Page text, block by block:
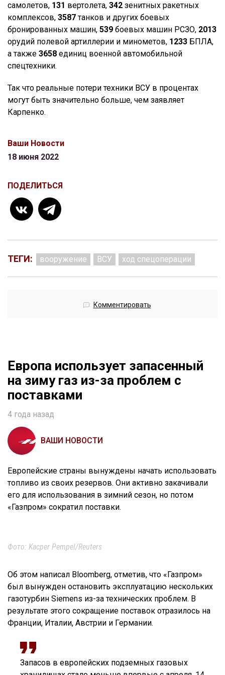
самолетов, 131 вертолета, 342 зенитных ракетных
комплексов, 3587танков и других боевых
бронированных машин, 539 боевых машин РСЗО, 2013
орудий полевой артиллерии и минометов, 1233 БПЛА,
а также 3658 единиц военной автомобильной
спецтехники.
Так что реальные потери техники ВСУ в процентах
могут быть значительно больше, чем заявляет
Карпенко.
Ваши Новости
18 июня 2022
ПОДЕЛИТЬСЯ
ТЕГИ: вооружение ВСУ ход спецоперации
Комментировать
Европа использует запасенный
на зиму газ из-за проблем с
поставками
4 года назад
ВАШИ НОВОСТИ
Европейские страны вынуждены начать использовать
топливо из своих резервов. Они активно закачивали
его для использования в зимний сезон, но потом
«Газпром» сократил поставки.
Фото: Kacper Pempel/Reuters
Об этом написал Bloomberg, отметив, что «Газпром»
был вынужден остановить эксплуатацию нескольких
газотурбин Siemens из-за технических проблем. В
результате этого сокращение поставок отразилось на
Франции, Италии, Австрии и Германии.
Запасов в европейских подземных газовых